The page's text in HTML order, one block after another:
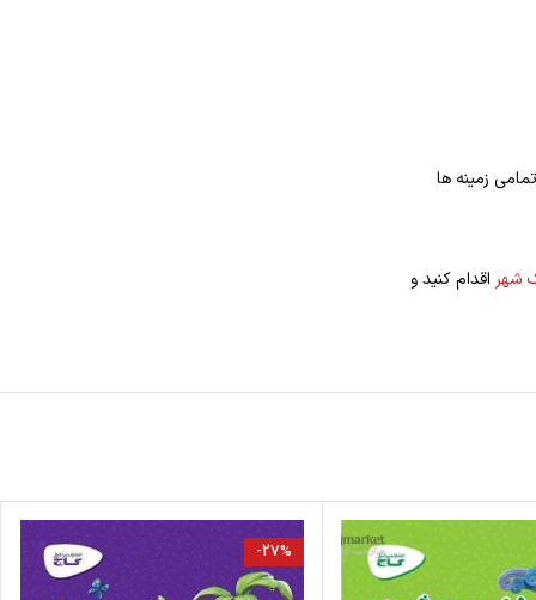
زمینه ها
شهر اقدام کنید و
-27%